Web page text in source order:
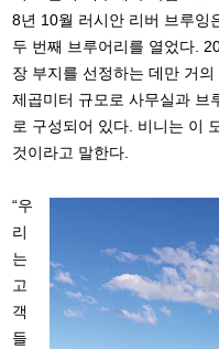
8년 10월 러시안 리버 브루잉
두 번째 브루어리를 열었다.
장 부지를 선정하는 데만 거
제곱미터 규모로 사무실과 브
로 구성되어 있다. 비니는 이
것이라고 말한다.
“우
리
는
고
객
들